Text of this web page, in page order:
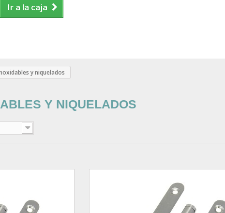
Ir a la caja
y niquelados
Y NIQUELADOS